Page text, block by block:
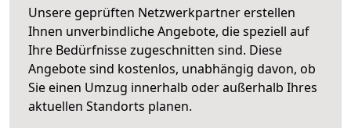
Unsere geprüften Netzwerkpartner erstellen
Ihnen unverbindliche Angebote, die speziell auf
Ihre Bedürfnisse zugeschnitten sind. Diese
Angebote sind kostenlos, unabhängig davon, ob
Sie einen Umzug innerhalb oder außerhalb Ihres
aktuellen Standorts planen.